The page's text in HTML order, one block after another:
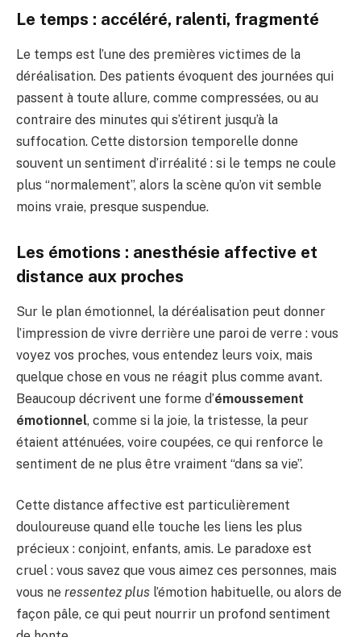
Le temps : accéléré, ralenti, fragmenté
Le temps est l’une des premières victimes de la
déréalisation. Des patients évoquent des journées qui
passent à toute allure, comme compressées, ou au
contraire des minutes qui s’étirent jusqu’à la
suffocation. Cette distorsion temporelle donne
souvent un sentiment d’irréalité : si le temps ne coule
plus “normalement”, alors la scène qu’on vit semble
moins vraie, presque suspendue.
Les émotions : anesthésie affective et
distance aux proches
Sur le plan émotionnel, la déréalisation peut donner
l’impression de vivre derrière une paroi de verre : vous
voyez vos proches, vous entendez leurs voix, mais
quelque chose en vous ne réagit plus comme avant.
Beaucoup décrivent une forme d’émoussement
émotionnel, comme si la joie, la tristesse, la peur
étaient atténuées, voire coupées, ce qui renforce le
sentiment de ne plus être vraiment “dans sa vie”.
Cette distance affective est particulièrement
douloureuse quand elle touche les liens les plus
précieux : conjoint, enfants, amis. Le paradoxe est
cruel : vous savez que vous aimez ces personnes, mais
vous ne ressentez plus l’émotion habituelle, ou alors de
façon pâle, ce qui peut nourrir un profond sentiment